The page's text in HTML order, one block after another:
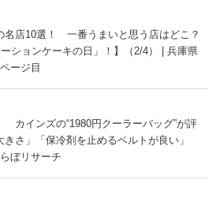
名店10選！ 一番うまいと思う店はどこ？
ーションケーキの日」！】（2/4） | 兵庫県
ージ目
カインズの“1980円クーラーバッグ”が評
さ」「保冷剤を止めるベルトが良い」
ぼリサーチ